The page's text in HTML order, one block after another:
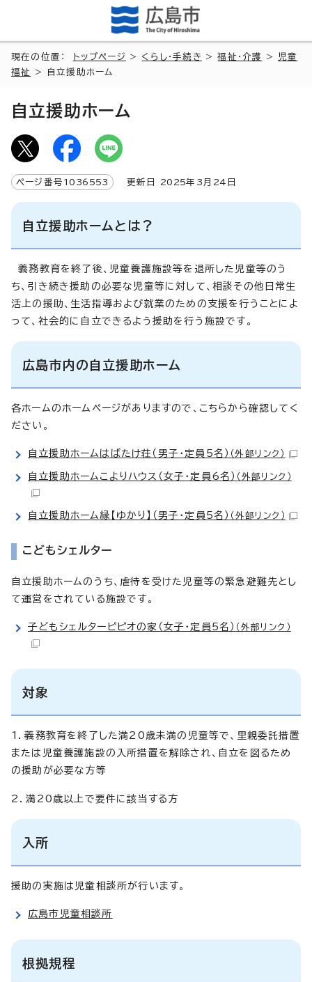
現在の位置： トップページ > くらし・手続き >福祉・介護 >
児童
福祉
> 自立援助ホーム
自立援助ホーム
ページ番号 1036553 更新日 2025年3月 24 日
自立援助ホームとは？
義務教育を終了後、児童養護施設等を退所した児童等のう
ち、引き続き援助の必要な児童等に対して、相談その他日常生
活上の援助、生活指導および就業のための支援を行うことによ
って、社会的に自立できるよう援助を行う施設です。
広島市内の自立援助ホーム
各ホームのホームページがありますので、こちらから確認してく
ださい。
自立援助ホームはばたけ荘（男子・定員5名） （外部リンク）
自立援助ホームこよりハウス（女子・定員6名） （外部リンク）
自立援助ホーム縁【ゆかり】（男子・定員5名） （外部リンク）
こどもシェルター
自立援助ホームのうち、虐待を受けた児童等の緊急避難先とし
て運営をされている施設です。
子どもシェルターピピオの家（女子・定員5名） （外部リンク）
対象
1．義務教育を終了した満20歳未満の児童等で、里親委託措置
または児童養護施設の入所措置を解除され、自立を図るため
の援助が必要な方等
2．満20歳以上で要件に該当する方
入所
援助の実施は児童相談所が行います。
広島市児童相談所
根拠規程